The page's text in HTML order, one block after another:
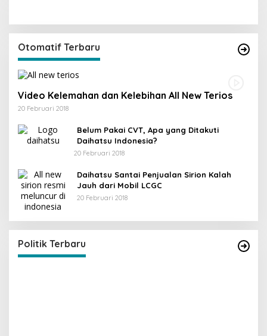
Otomatif Terbaru
Video Kelemahan dan Kelebihan All New Terios
20 Februari 2018
Belum Pakai CVT, Apa yang Ditakuti
Daihatsu Indonesia?
20 Februari 2018
Daihatsu Santai Penjualan Sirion Kalah
Jauh dari Mobil LCGC
20 Februari 2018
Politik Terbaru
KPU Trenggalek Gelar Uji Publik
Di Berita, Jawa Timur, Politik, Trenggalek